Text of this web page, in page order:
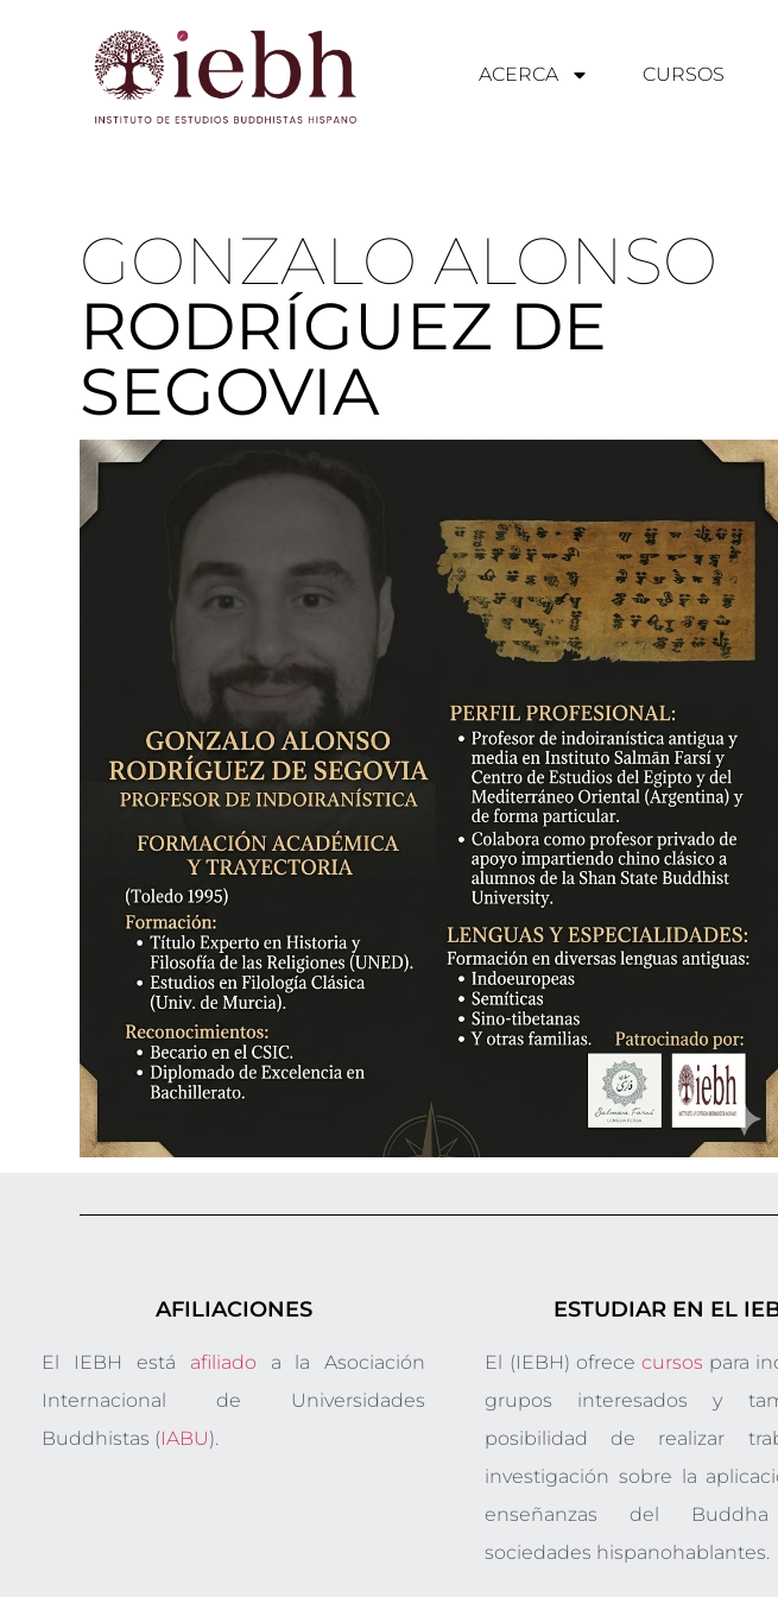
ACERCA CURSOS
GONZALO ALONSO
RODRÍGUEZ DE
SEGOVIA
AFILIACIONES
El IEBH está afiliado a la Asociación
Internacional de Universidades
Buddhistas (IABU).
ESTUDIAR EN EL
El (IEBH) ofrece cursos para
grupos interesados y
posibilidad de realizar
investigación sobre la
enseñanzas del
sociedades hispanohablantes.